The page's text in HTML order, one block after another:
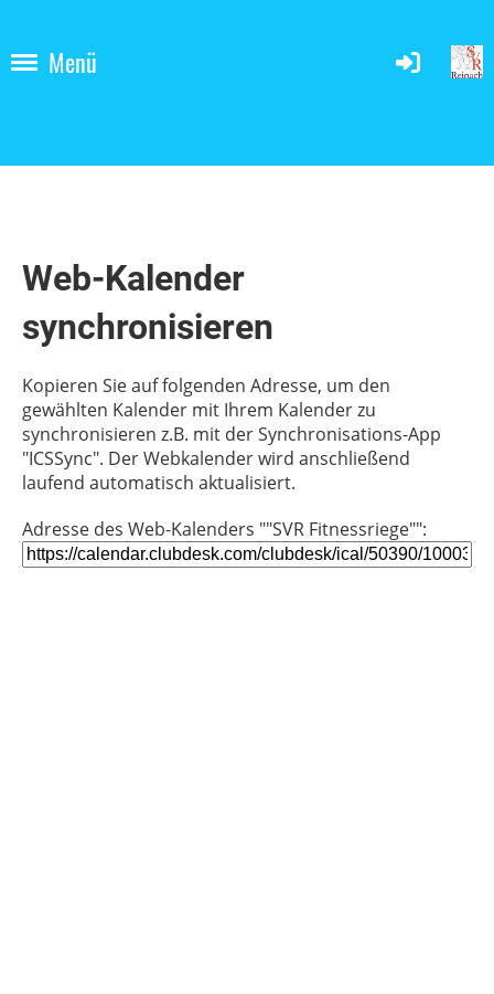
Menü
Web-Kalender
synchronisieren
Kopieren Sie auf folgenden Adresse, um den
gewählten Kalender mit Ihrem Kalender zu
synchronisieren z.B. mit der Synchronisations-App
"ICSSync". Der Webkalender wird anschließend
laufend automatisch aktualisiert.
Adresse des Web-Kalenders ""SVR Fitnessriege"":